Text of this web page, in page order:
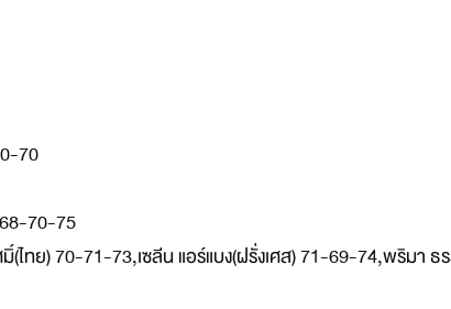
70
70-75
) 70-71-73,เซลีน แอร์แบง(ฝรั่งเศส) 71-69-74,พริมา ธร